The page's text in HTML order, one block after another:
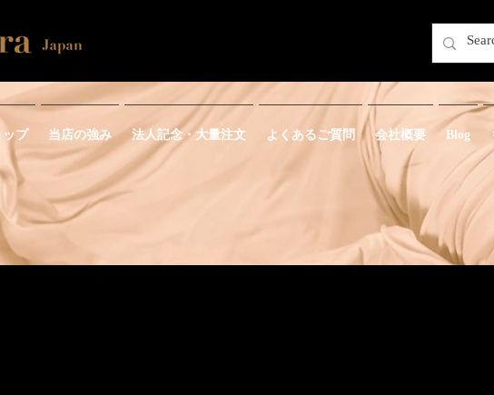
ップ 当店の強み 法人記念・大量注文 よくあるご質問 会社概要 Blog